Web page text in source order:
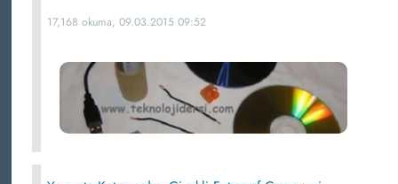
17,168 okuma, 09.03.2015 09:52